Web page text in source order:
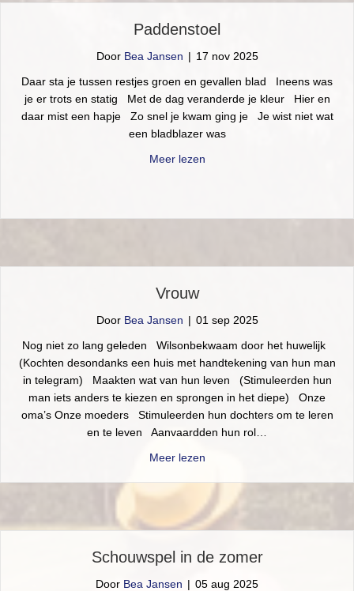
Paddenstoel
Door Bea Jansen | 17 nov 2025
Daar sta je tussen restjes groen en gevallen blad Ineens was
je er trots en statig Met de dag veranderde je kleur Hier en
daar mist een hapje Zo snel je kwam ging je Je wist niet wat
een bladblazer was
Meer lezenabout Paddenstoel
Vrouw
Door Bea Jansen | 01 sep 2025
Nog niet zo lang geleden Wilsonbekwaam door het huwelijk
(Kochten desondanks een huis met handtekening van hun man
in telegram) Maakten wat van hun leven (Stimuleerden hun
man iets anders te kiezen en sprongen in het diepe) Onze
oma’s Onze moeders Stimuleerden hun dochters om te leren
en te leven Aanvaardden hun rol…
Meer lezenabout Vrouw
Schouwspel in de zomer
Door Bea Jansen | 05 aug 2025